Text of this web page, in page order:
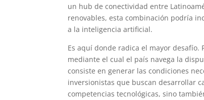
un hub de conectividad entre
renovables, esta combinación podría
a la inteligencia artificial.
Es aquí donde radica el mayor
mediante el cual el país navega la
consiste en generar las condiciones
inversionistas que buscan desarrollar
competencias tecnológicas, sino